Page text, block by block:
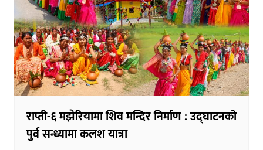
राप्ती-६ मझेरियामा शिव मन्दिर निर्माण : उद्घाटनको
पुर्व सन्ध्यामा कलश यात्रा